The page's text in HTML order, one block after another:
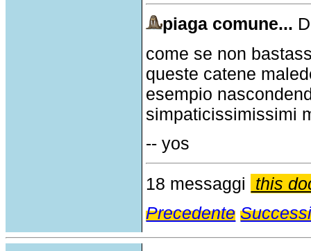
piaga comune...
come se non
queste catene
esempio
simpaticissimissimi
-- yos
18 messaggi
this
Precedente